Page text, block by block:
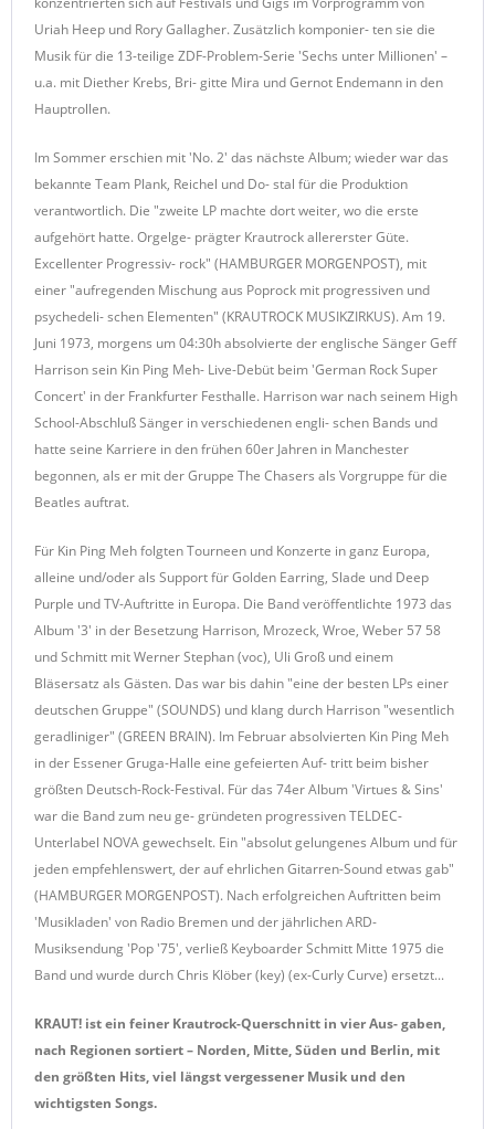
Uriah Heep und Rory Gallagher. Zusätzlich komponier- ten sie die
Musik für die 13-teilige ZDF-Problem-Serie 'Sechs unter Millionen' –
u.a. mit Diether Krebs, Bri- gitte Mira und Gernot Endemann in den
Hauptrollen.
Im Sommer erschien mit 'No. 2' das nächste Album; wieder war das
bekannte Team Plank, Reichel und Do- stal für die Produktion
verantwortlich. Die "zweite LP machte dort weiter, wo die erste
aufgehört hatte. Orgelge- prägter Krautrock allererster Güte.
Excellenter Progressiv- rock" (HAMBURGER MORGENPOST), mit
einer "aufregenden Mischung aus Poprock mit progressiven und
psychedeli- schen Elementen" (KRAUTROCK MUSIKZIRKUS). Am 19.
Juni 1973, morgens um 04:30h absolvierte der englische Sänger Geff
Harrison sein Kin Ping Meh- Live-Debüt beim 'German Rock Super
Concert' in der Frankfurter Festhalle. Harrison war nach seinem High
School-Abschluß Sänger in verschiedenen engli- schen Bands und
hatte seine Karriere in den frühen 60er Jahren in Manchester
begonnen, als er mit der Gruppe The Chasers als Vorgruppe für die
Beatles auftrat.
Für Kin Ping Meh folgten Tourneen und Konzerte in ganz Europa,
alleine und/oder als Support für Golden Earring, Slade und Deep
Purple und TV-Auftritte in Europa. Die Band veröffentlichte 1973 das
Album '3' in der Besetzung Harrison, Mrozeck, Wroe, Weber 57 58
und Schmitt mit Werner Stephan (voc), Uli Groß und einem
Bläsersatz als Gästen. Das war bis dahin "eine der besten LPs einer
deutschen Gruppe" (SOUNDS) und klang durch Harrison "wesentlich
geradliniger" (GREEN BRAIN). Im Februar absolvierten Kin Ping Meh
in der Essener Gruga-Halle eine gefeierten Auf- tritt beim bisher
größten Deutsch-Rock-Festival. Für das 74er Album 'Virtues & Sins'
war die Band zum neu ge- gründeten progressiven TELDEC-
Unterlabel NOVA gewechselt. Ein "absolut gelungenes Album und für
jeden empfehlenswert, der auf ehrlichen Gitarren-Sound etwas gab"
(HAMBURGER MORGENPOST). Nach erfolgreichen Auftritten beim
'Musikladen' von Radio Bremen und der jährlichen ARD-
Musiksendung 'Pop '75', verließ Keyboarder Schmitt Mitte 1975 die
Band und wurde durch Chris Klöber (key) (ex-Curly Curve) ersetzt...
KRAUT! ist ein feiner Krautrock-Querschnitt in vier Aus- gaben,
nach Regionen sortiert – Norden, Mitte, Süden und Berlin, mit
den größten Hits, viel längst vergessener Musik und den
wichtigsten Songs.